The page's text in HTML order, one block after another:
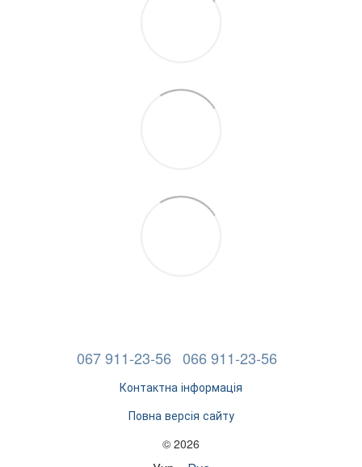
067 911-23-56 066 911-23-56
Контактна інформація
Повна версія сайту
© 2026